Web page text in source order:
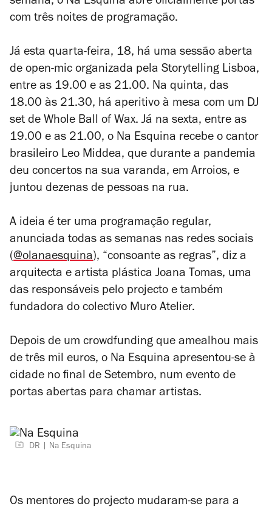
com três noites de programação.
Já esta quarta-feira, 18, há uma sessão aberta
de open-mic organizada pela Storytelling Lisboa,
entre as 19.00 e as 21.00. Na quinta, das
18.00 às 21.30, há aperitivo à mesa com um DJ
set de Whole Ball of Wax. Já na sexta, entre as
19.00 e as 21.00, o Na Esquina recebe o cantor
brasileiro Leo Middea, que durante a pandemia
deu concertos na sua varanda, em Arroios, e
juntou dezenas de pessoas na rua.
A ideia é ter uma programação regular,
anunciada todas as semanas nas redes sociais
(@olanaesquina), “consoante as regras”, diz a
arquitecta e artista plástica Joana Tomas, uma
das responsáveis pelo projecto e também
fundadora do colectivo Muro Atelier.
Depois de um crowdfunding que amealhou mais
de três mil euros, o Na Esquina apresentou-se à
cidade no final de Setembro, num evento de
portas abertas para chamar artistas.
DR Na Esquina
Os mentores do projecto mudaram-se para a